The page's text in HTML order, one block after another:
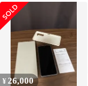
護フィルム付き
¥ 26,000